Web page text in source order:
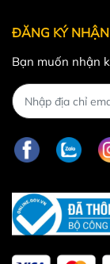
ĐĂNG KÝ
Bạn muốn nhận